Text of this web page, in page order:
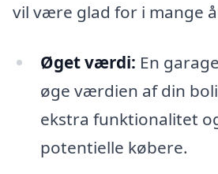
vil være glad for i mange
Øget værdi: En
øge værdien af din
ekstra funktionalitet
potentielle købere.